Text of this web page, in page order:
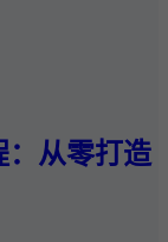
：从零打造